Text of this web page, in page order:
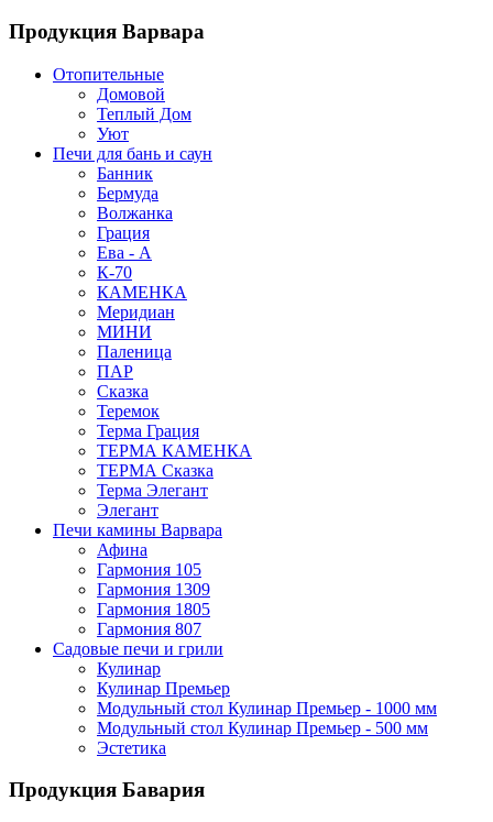
Продукция Варвара
Отопительные
Домовой
Теплый Дом
Уют
Печи для бань и саун
Банник
Бермуда
Волжанка
Грация
Ева - А
К-70
КАМЕНКА
Меридиан
МИНИ
Паленица
ПАР
Сказка
Теремок
Терма Грация
ТЕРМА КАМЕНКА
ТЕРМА Сказка
Терма Элегант
Элегант
Печи камины Варвара
Афина
Гармония 105
Гармония 1309
Гармония 1805
Гармония 807
Садовые печи и грили
Кулинар
Кулинар Премьер
Модульный стол Кулинар Премьер - 1000 мм
Модульный стол Кулинар Премьер - 500 мм
Эстетика
Продукция Бавария